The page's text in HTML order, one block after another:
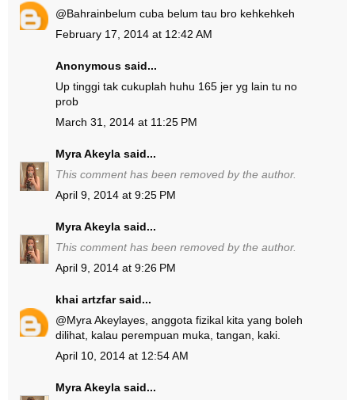
@Bahrainbelum cuba belum tau bro kehkehkeh
February 17, 2014 at 12:42 AM
Anonymous said...
Up tinggi tak cukuplah huhu 165 jer yg lain tu no
prob
March 31, 2014 at 11:25 PM
Myra Akeyla said...
This comment has been removed by the author.
April 9, 2014 at 9:25 PM
Myra Akeyla said...
This comment has been removed by the author.
April 9, 2014 at 9:26 PM
khai artzfarsaid...
@Myra Akeylayes, anggota fizikal kita yang boleh
dilihat, kalau perempuan muka, tangan, kaki.
April 10, 2014 at 12:54 AM
Myra Akeyla said...